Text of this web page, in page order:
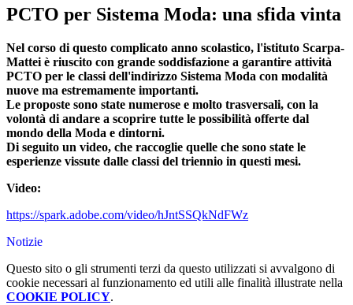
PCTO per Sistema Moda: una sfida vinta
Nel corso di questo complicato anno scolastico, l'istituto Scarpa-
Mattei è riuscito con grande soddisfazione a garantire attività
PCTO per le classi dell'indirizzo Sistema Moda con modalità
nuove ma estremamente importanti.
Le proposte sono state numerose e molto trasversali, con la
volontà di andare a scoprire tutte le possibilità offerte dal
mondo della Moda e dintorni.
Di seguito un video, che raccoglie quelle che sono state le
esperienze vissute dalle classi del triennio in questi mesi.
Video:
https://spark.adobe.com/video/hJntSSQkNdFWz
Notizie
Questo sito o gli strumenti terzi da questo utilizzati si avvalgono di
cookie necessari al funzionamento ed utili alle finalità illustrate nella
COOKIE POLICY.